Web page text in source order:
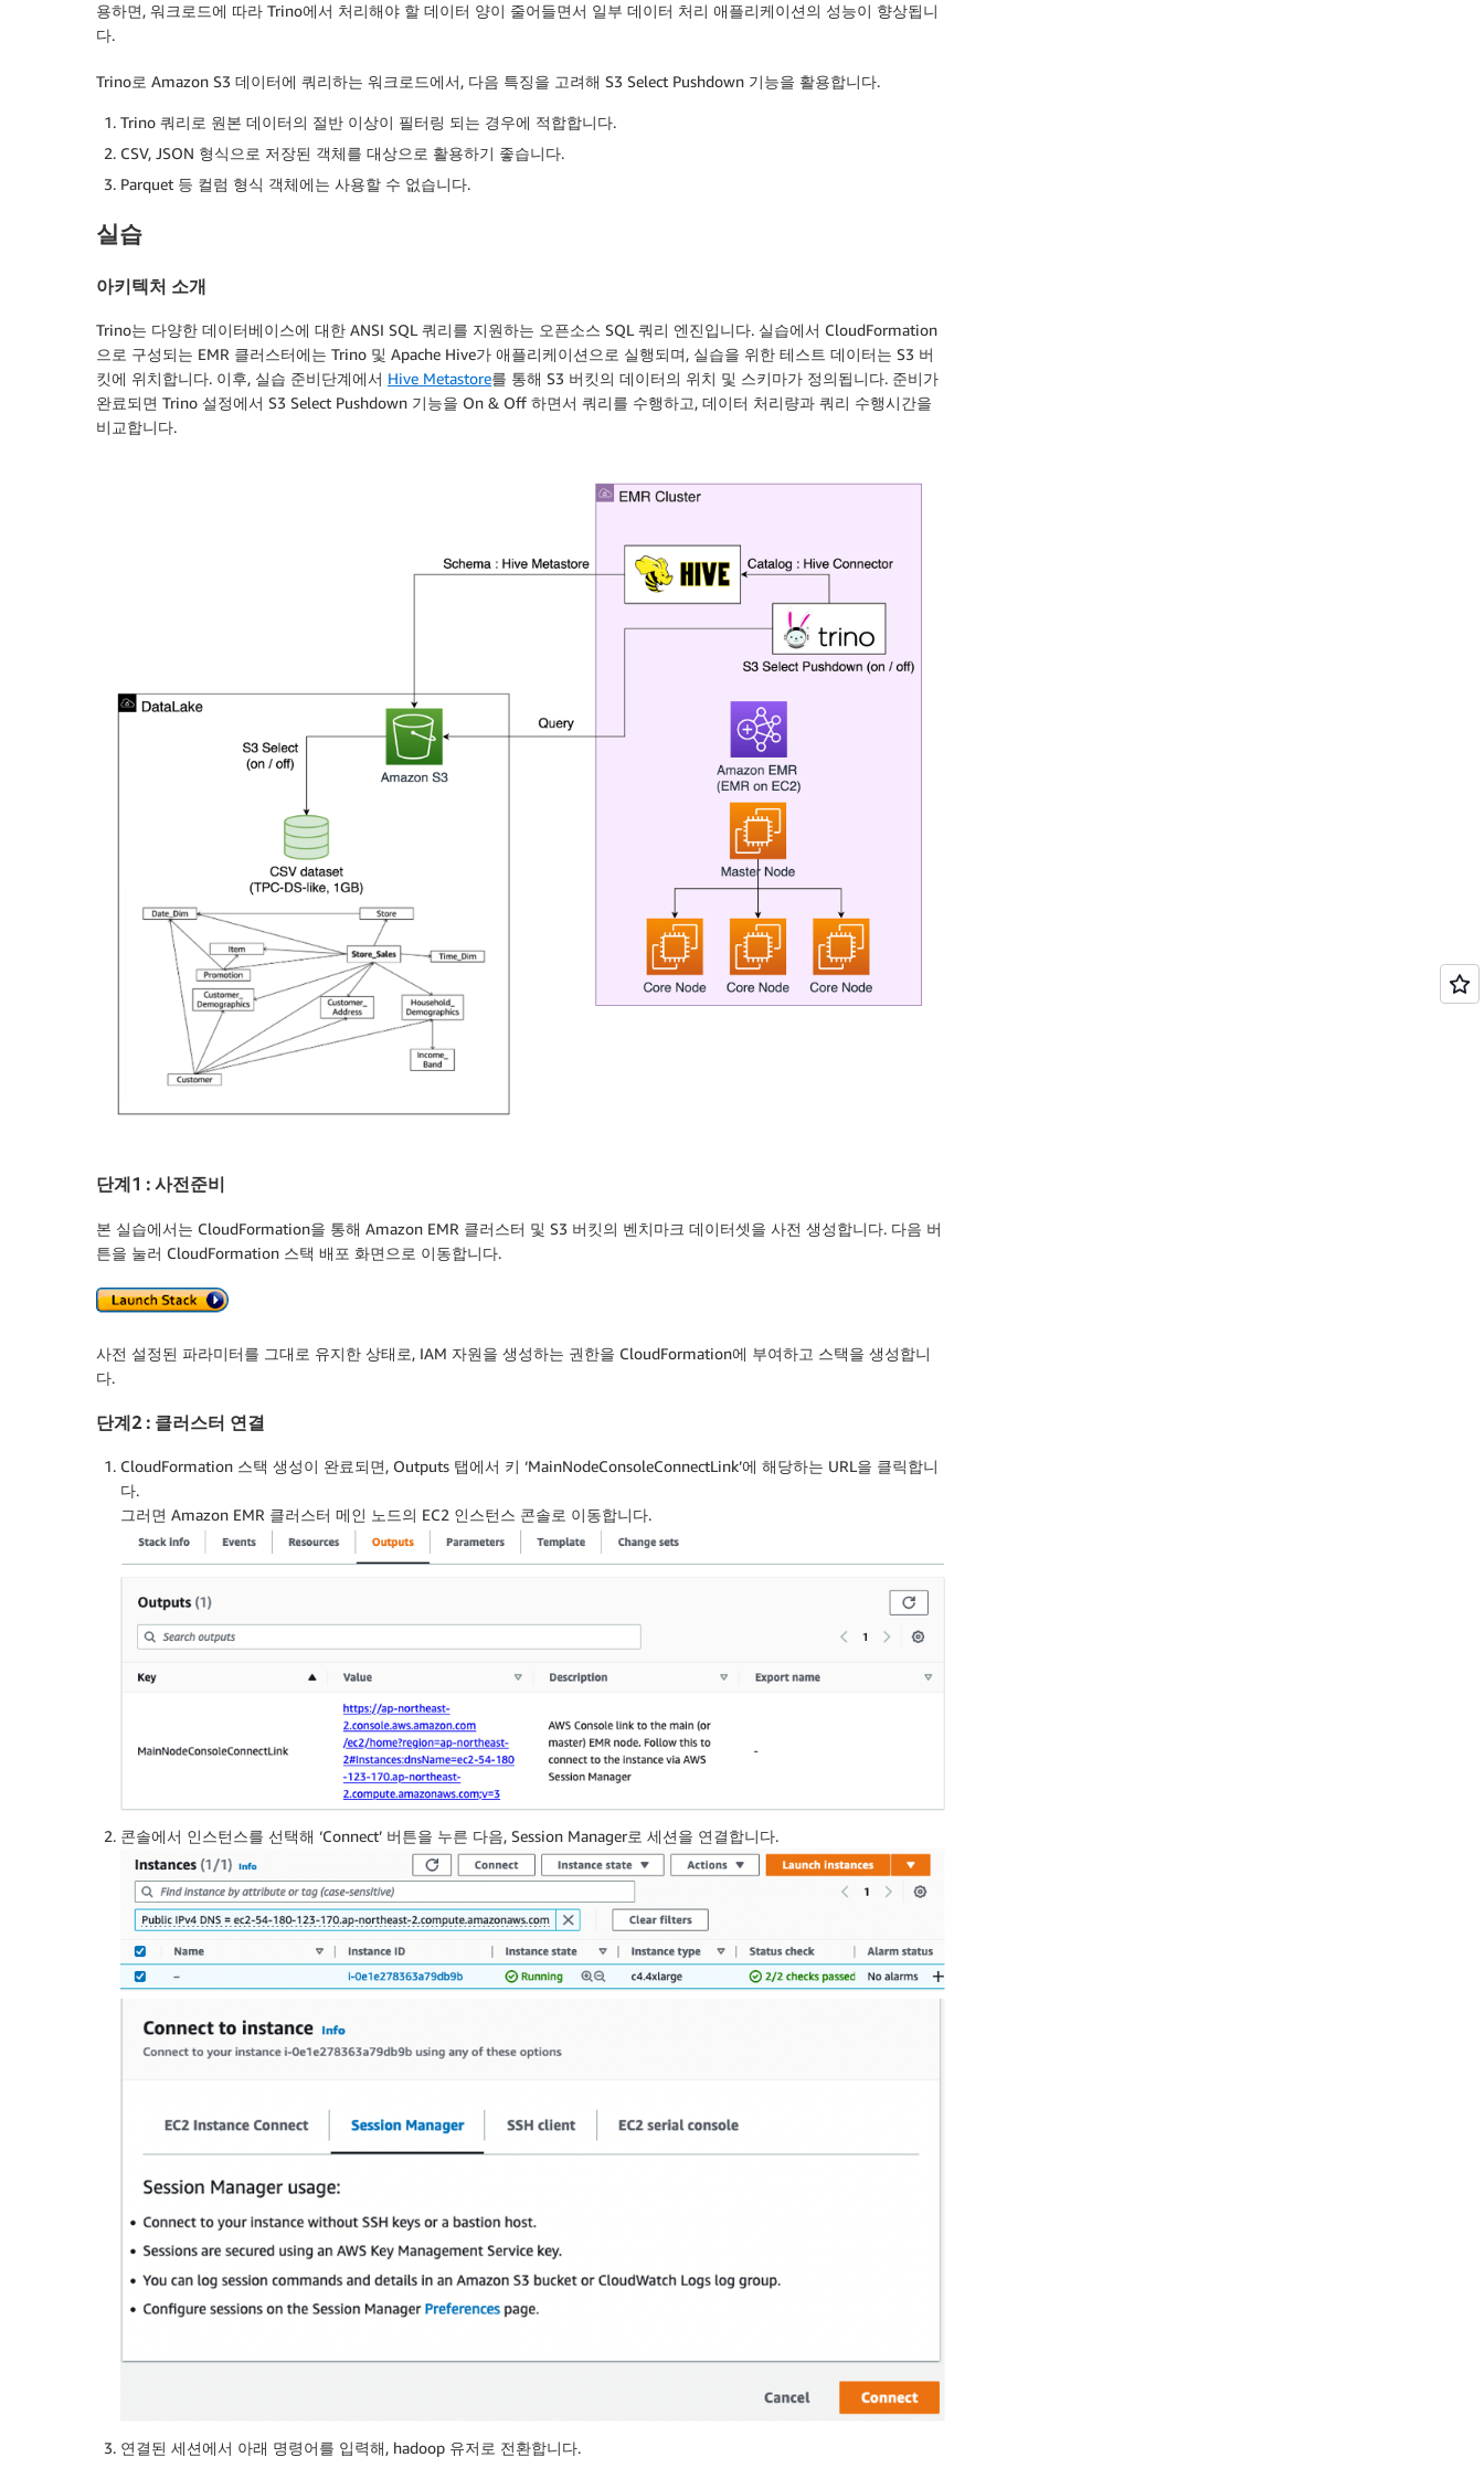
용하면, 워크로드에 따라 Trino에서 처리해야 할 데이터 양이 줄어들면서 일부 데이터 처리 애플리케이션의 성능이 향상됩니
다.
Trino로 Amazon S3 데이터에 쿼리하는 워크로드에서, 다음 특징을 고려해 S3 Select Pushdown 기능을 활용합니다.
Trino 쿼리로 원본 데이터의 절반 이상이 필터링 되는 경우에 적합합니다.
CSV, JSON 형식으로 저장된 객체를 대상으로 활용하기 좋습니다.
Parquet 등 컬럼 형식 객체에는 사용할 수 없습니다.
실습
아키텍처 소개
Trino는 다양한 데이터베이스에 대한 ANSI SQL 쿼리를 지원하는 오픈소스 SQL 쿼리 엔진입니다. 실습에서 CloudFormation
으로 구성되는 EMR 클러스터에는 Trino 및 Apache Hive가 애플리케이션으로 실행되며, 실습을 위한 테스트 데이터는 S3 버
킷에 위치합니다. 이후, 실습 준비단계에서 Hive Metastore를 통해 S3 버킷의 데이터의 위치 및 스키마가 정의됩니다. 준비가
완료되면 Trino 설정에서 S3 Select Pushdown 기능을 On & Off 하면서 쿼리를 수행하고, 데이터 처리량과 쿼리 수행시간을
비교합니다.
단계1 : 사전준비
본 실습에서는 CloudFormation을 통해 Amazon EMR 클러스터 및 S3 버킷의 벤치마크 데이터셋을 사전 생성합니다. 다음 버
튼을 눌러 CloudFormation 스택 배포 화면으로 이동합니다.
사전 설정된 파라미터를 그대로 유지한 상태로, IAM 자원을 생성하는 권한을 CloudFormation에 부여하고 스택을 생성합니
다.
단계2 : 클러스터 연결
CloudFormation 스택 생성이 완료되면, Outputs 탭에서 키 ‘MainNodeConsoleConnectLink’에 해당하는 URL을 클릭합니
다.
그러면 Amazon EMR 클러스터 메인 노드의 EC2 인스턴스 콘솔로 이동합니다.
콘솔에서 인스턴스를 선택해 ‘Connect’ 버튼을 누른 다음, Session Manager로 세션을 연결합니다.
연결된 세션에서 아래 명령어를 입력해, hadoop 유저로 전환합니다.